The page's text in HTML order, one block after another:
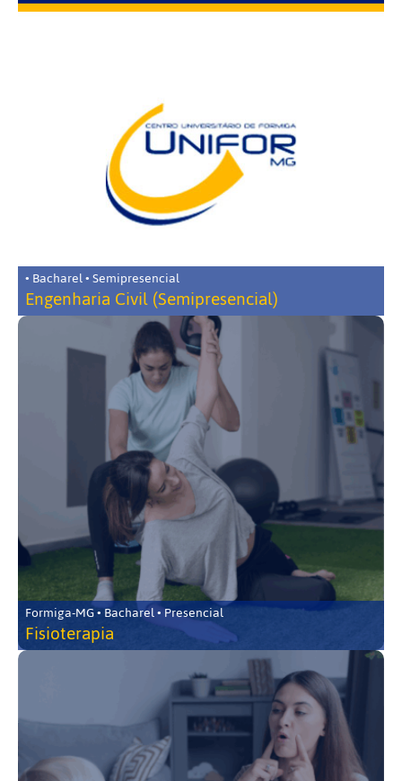
• Bacharel • Semipresencial
Engenharia Civil (Semipresencial)
Formiga-MG • Bacharel • Presencial
Fisioterapia